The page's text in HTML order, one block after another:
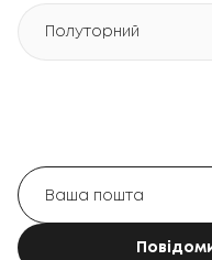
Полуторний